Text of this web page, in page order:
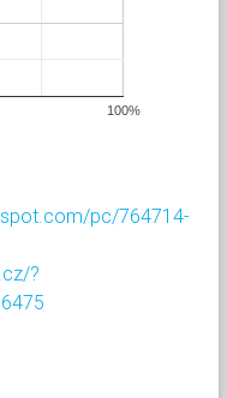
100%
pc/764714-
?